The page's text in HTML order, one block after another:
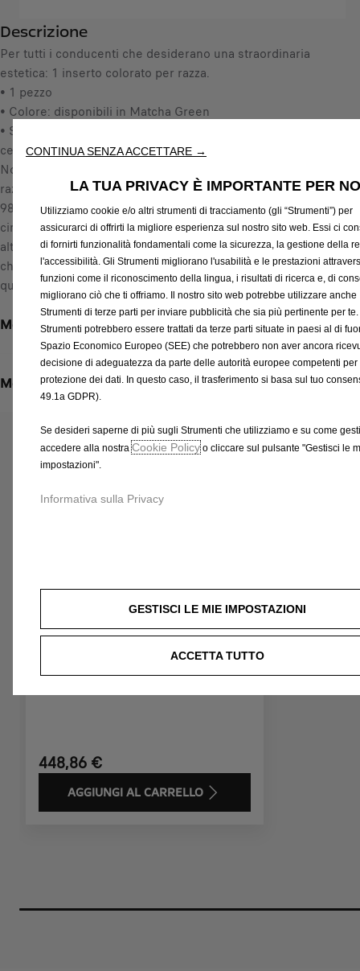
,
4
0
€
I
A
t
y
u
p
d
t
Descrizione
Per tutti i conducenti che desiderano una straordinaria
estetica: 1 inserto colorato per razza.
• 1 pezzo
• Colore: disponibili in Matcha Green
• Si possono applicare singolarmente fino a 5 inserti per
cerchio
Nota: adatti solo per cerchi in lega 17˝ e 18˝, con disegno a 5
razze e finitura bicolore (N° d‘articolo: 1646346180 e
9836624880). Quando si montano i ganci per le razze, tutte e
cinque le razze di ogni ruota devono essere dotate di ganci,
altrimenti si rischia di creare uno sbilanciamento. Ciò significa
che è necessario ordinare un totale di cinque set di ganci per
quattro ruote - in uno o in diversi colori.
Metodi di pagamento
Metodi di spedizione e restituzione
Prodotti correlati a questo articolo
Potresti essere interessato a questi prodotti correlati
448,86 €
AGGIUNGI AL CARRELLO
CONTINUA SENZA ACCETTARE →
LA TUA PRIVACY È IMPORTANTE PER
Utilizziamo cookie e/o altri strumenti di tracciamento (gli “Strumenti”) per
assicurarci di offrirti la migliore esperienza sul nostro sito web. Essi ci
di fornirti funzionalità fondamentali come la sicurezza, la gestione della
l'accessibilità. Gli Strumenti migliorano l'usabilità e le prestazioni
funzioni come il riconoscimento della lingua, i risultati di ricerca e, di
migliorano ciò che ti offriamo. Il nostro sito web potrebbe utilizzare anche
Strumenti di terze parti per inviare pubblicità che sia più pertinente per
Strumenti potrebbero essere trattati da terze parti situate in paesi al di
Spazio Economico Europeo (SEE) che potrebbero non aver ancora
decisione di adeguatezza da parte delle autorità europee competenti per
protezione dei dati. In questo caso, il trasferimento si basa sul tuo
49.1a GDPR).
Se desideri saperne di più sugli Strumenti che utilizziamo e su come
accedere alla nostraCookie Policyo cliccare sul pulsante "Gestisci le
impostazioni".
Informativa sulla Privacy
GESTISCI LE MIE IMPOSTAZIONI
ACCETTA TUTTO